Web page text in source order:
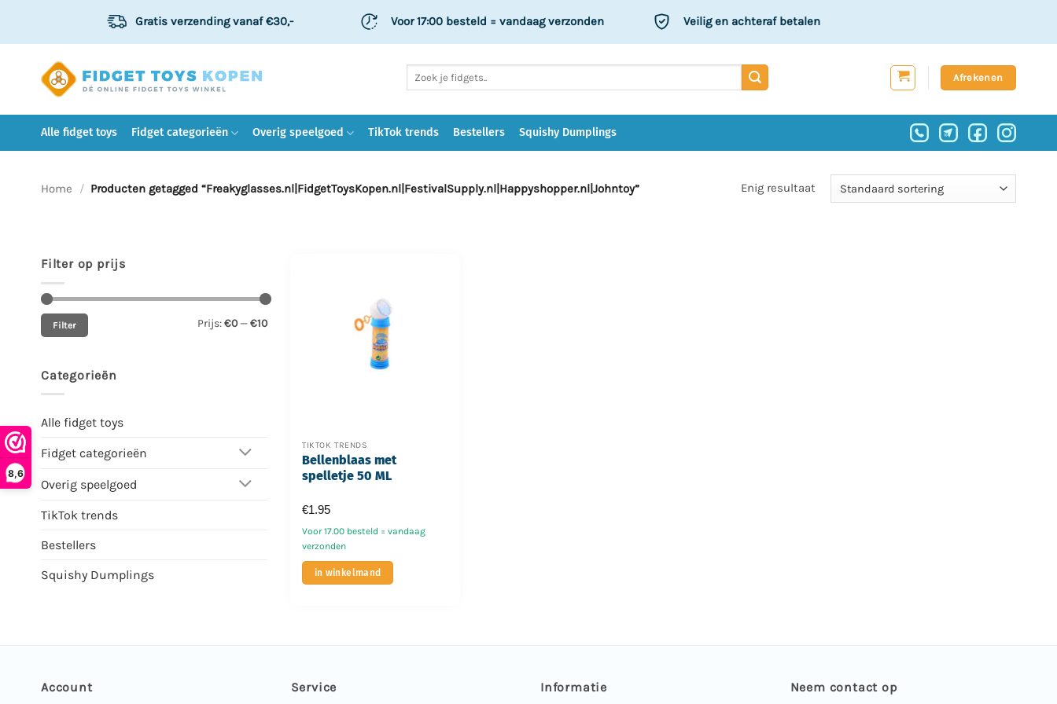
8,6
inhoud
Gratis verzendingvanaf €30,- Voor 17:00 besteld = vandaag verzonden Veiligen achteraf betalen
Afrekenen
Alle fidget toys Fidget categorieën Overig speelgoed TikTok trends Bestellers Squishy Dumplings
Home / Producten getagged “Freakyglasses.nl|FidgetToysKopen.nl|FestivalSupply.nl|Happyshopper.nl|Johntoy” Enig resultaat
Filter op prijs
Min.
prijs
Max.
prijsFilter Prijs:€0—€10
Categorieën
Alle fidget toys
Fidget categorieën
Overig speelgoed
TikTok trends
Bestellers
Squishy Dumplings
TIKTOK TRENDS
Bellenblaas met
spelletje 50 ML
Voor 17.00 besteld = vandaag
verzonden
€1.95
in winkelmand
Account Service Informatie Neem contact op